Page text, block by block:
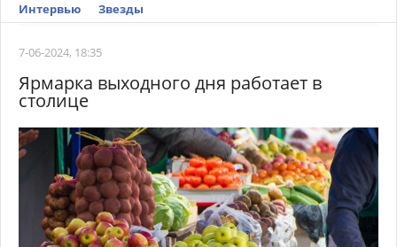
Интервью
Звезды
7-06-2024, 18:35
Ярмарка выходного дня работает в
столице